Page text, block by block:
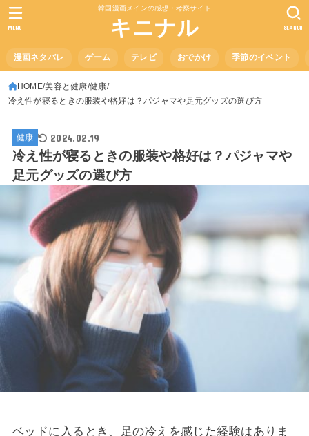
韓国漫画メインの感想・考察サイト
キニナル
漫画ネタバレ ゲーム テレビ おでかけ 季節のイベント
SEARCH
MENU
HOME 美容と健康 健康
冷え性が寝るときの服装や格好は？パジャマや足元グッズの選び方
健康 2024.02.19
冷え性が寝るときの服装や格好は？パジャマや
足元グッズの選び方
ベッドに入るとき、足の冷えを感じた経験はありま